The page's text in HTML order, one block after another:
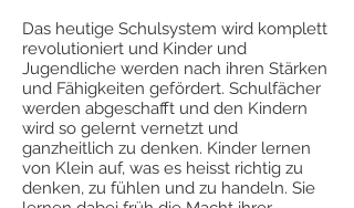
Das heutige Schulsystem wird komplett
revolutioniert und Kinder und
Jugendliche werden nach ihren Stärken
und Fähigkeiten gefördert. Schulfächer
werden abgeschafft und den Kindern
wird so gelernt vernetzt und
ganzheitlich zu denken. Kinder lernen
von Klein auf, was es heisst richtig zu
denken, zu fühlen und zu handeln. Sie